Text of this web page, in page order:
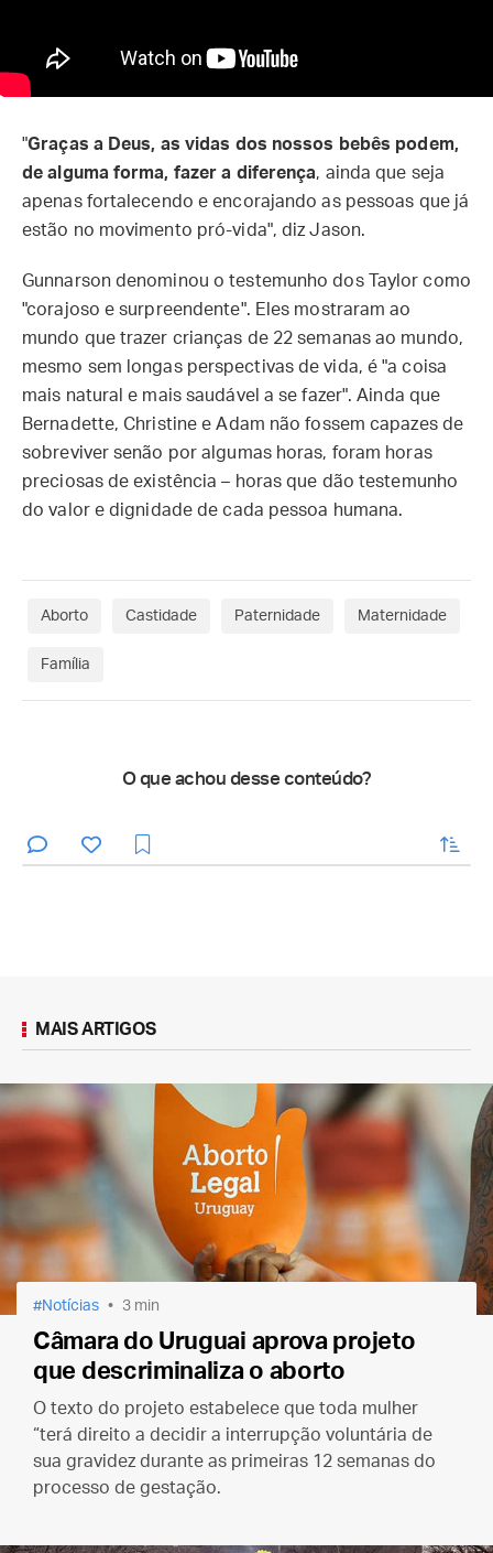
"Graças a Deus, as vidas dos nossos bebês podem,
de alguma forma, fazer a diferença, ainda que seja
apenas fortalecendo e encorajando as pessoas que já
estão no movimento pró-vida", diz Jason.
Gunnarson denominou o testemunho dos Taylor como
"corajoso e surpreendente". Eles mostraram ao
mundo que trazer crianças de 22 semanas ao mundo,
mesmo sem longas perspectivas de vida, é "a coisa
mais natural e mais saudável a se fazer". Ainda que
Bernadette, Christine e Adam não fossem capazes de
sobreviver senão por algumas horas, foram horas
preciosas de existência – horas que dão testemunho
do valor e dignidade de cada pessoa humana.
Aborto Castidade Paternidade Maternidade
Família
O que achou desse conteúdo?
enviar
MAIS ARTIGOS
Notícias 3 min
Câmara do Uruguai aprova projeto
que descriminaliza o aborto
O texto do projeto estabelece que toda mulher
“terá direito a decidir a interrupção voluntária de
sua gravidez durante as primeiras 12 semanas do
processo de gestação.